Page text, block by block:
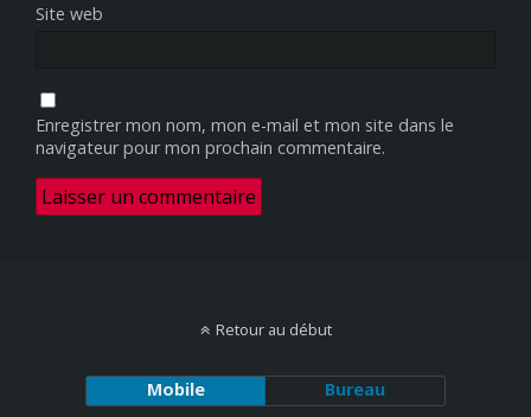
Site web
Enregistrer mon nom, mon e-mail et mon site dans le
navigateur pour mon prochain commentaire.
Retour au début
Mobile Bureau